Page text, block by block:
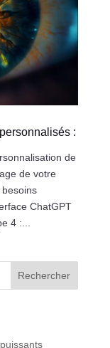
:
de
de votre
ChatGPT
4 :...
Rechercher